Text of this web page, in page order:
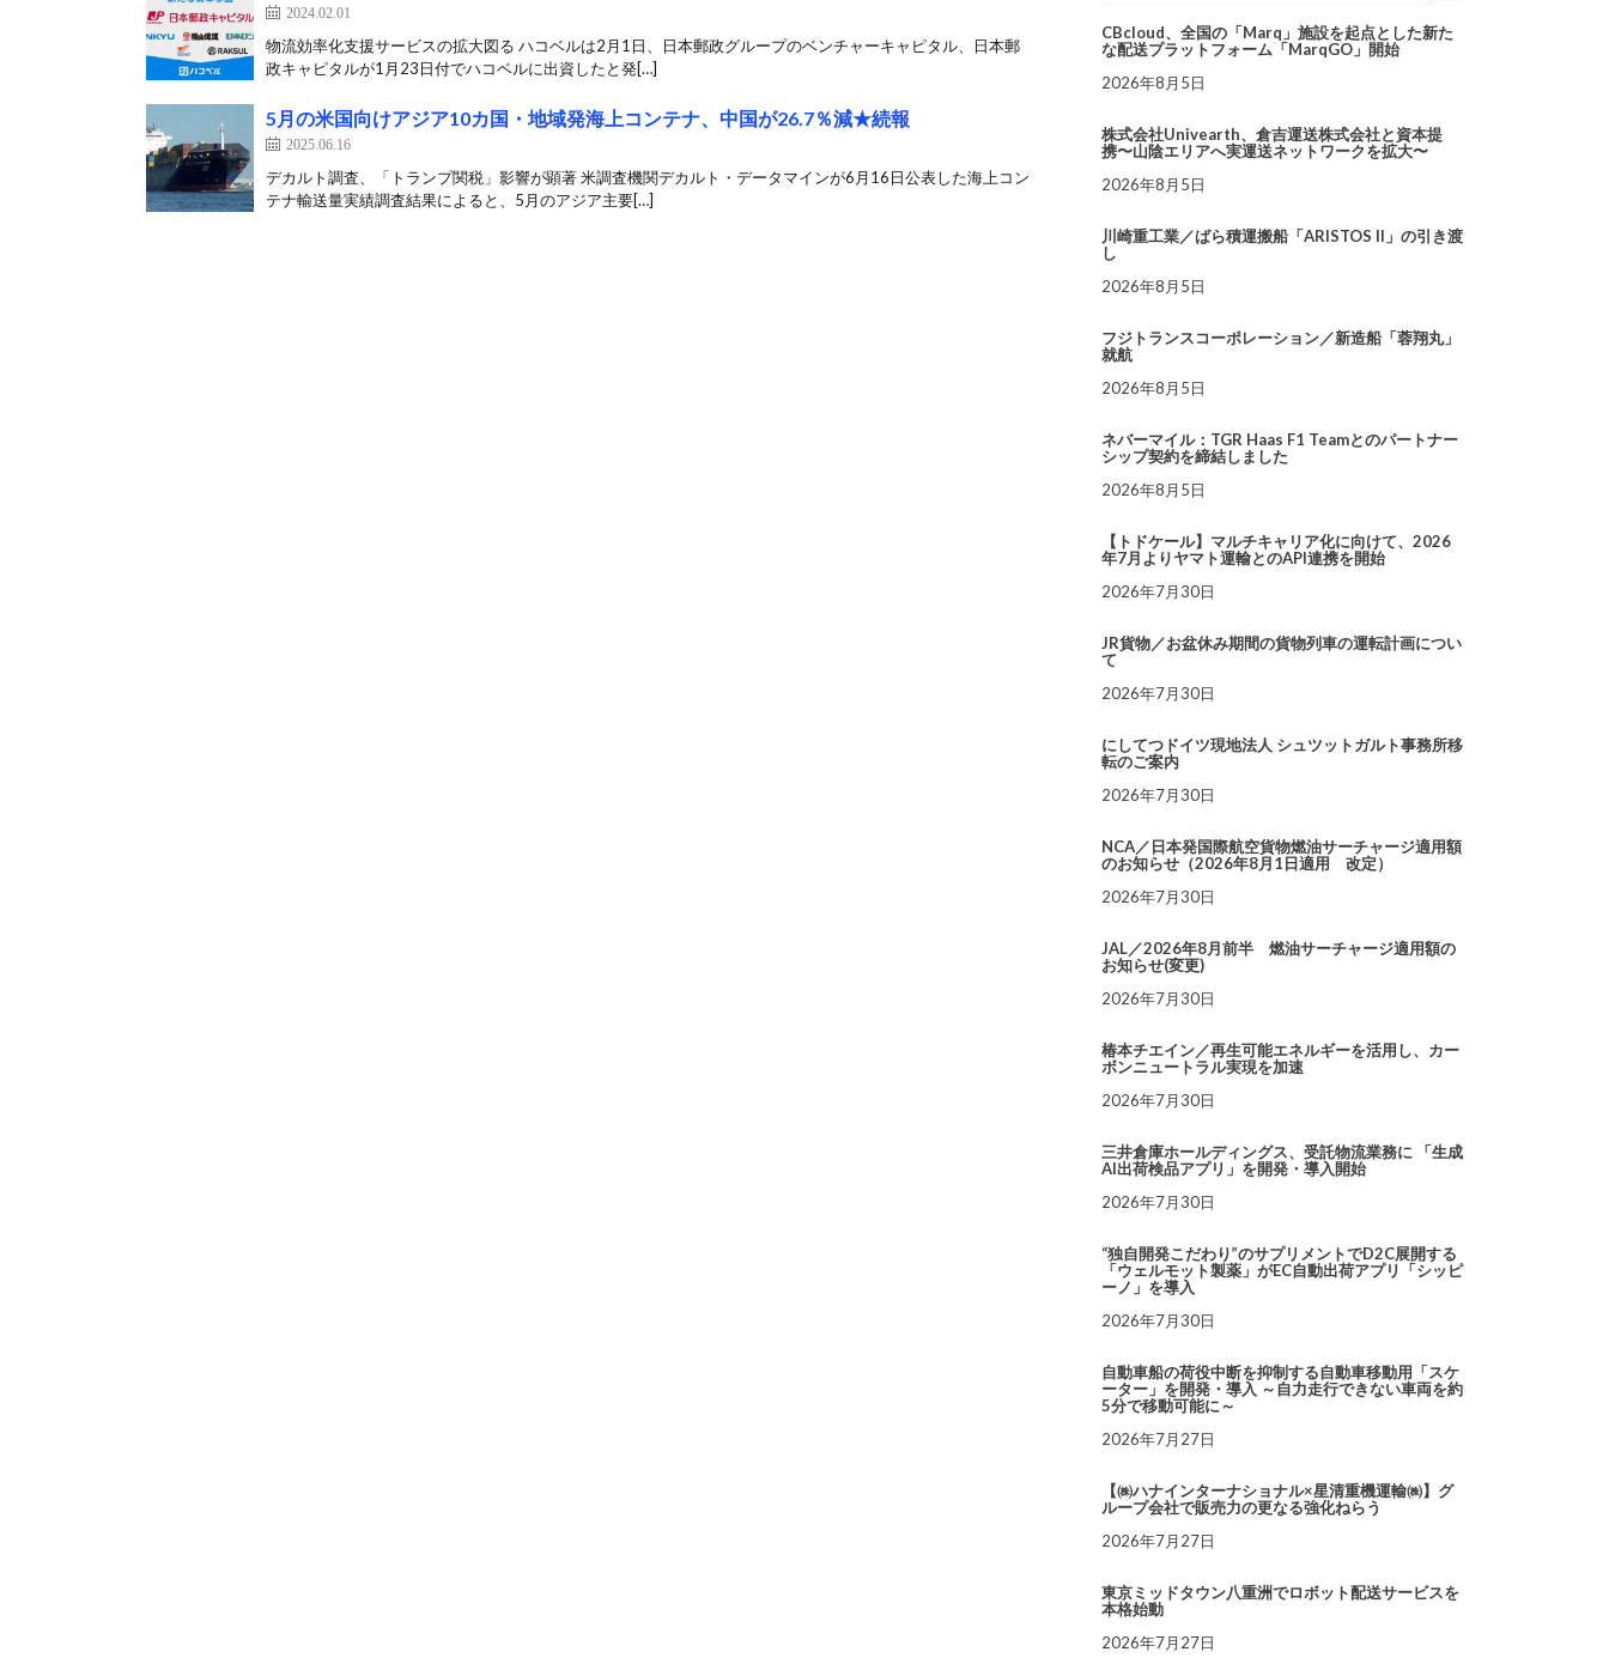
2024.02.01
物流効率化支援サービスの拡大図る ハコベルは2月1日、日本郵政グループのベンチャーキャピタル、日本郵
政キャピタルが1月23日付でハコベルに出資したと発[…]
5月の米国向けアジア10カ国・地域発海上コンテナ、中国が26.7％減★続報
2025.06.16
デカルト調査、「トランプ関税」影響が顕著 米調査機関デカルト・データマインが6月16日公表した海上コン
テナ輸送量実績調査結果によると、5月のアジア主要[…]
CBcloud、全国の「Marq」施設を起点とした新た
な配送プラットフォーム「MarqGO」開始
2026年8月5日
株式会社Univearth、倉吉運送株式会社と資本提
携〜山陰エリアへ実運送ネットワークを拡大〜
2026年8月5日
川崎重工業／ばら積運搬船「ARISTOS II」の引き渡
し
2026年8月5日
フジトランスコーポレーション／新造船「蓉翔丸」
就航
2026年8月5日
ネバーマイル：TGR Haas F1 Teamとのパートナー
シップ契約を締結しました
2026年8月5日
【トドケール】マルチキャリア化に向けて、2026
年7月よりヤマト運輸とのAPI連携を開始
2026年7月30日
JR貨物／お盆休み期間の貨物列車の運転計画につい
て
2026年7月30日
にしてつドイツ現地法人 シュツットガルト事務所移
転のご案内
2026年7月30日
NCA／日本発国際航空貨物燃油サーチャージ適用額
のお知らせ（2026年8月1日適用 改定）
2026年7月30日
JAL／2026年8月前半 燃油サーチャージ適用額の
お知らせ(変更)
2026年7月30日
椿本チエイン／再生可能エネルギーを活用し、カー
ボンニュートラル実現を加速
2026年7月30日
三井倉庫ホールディングス、受託物流業務に 「生成
AI出荷検品アプリ」を開発・導入開始
2026年7月30日
“独自開発こだわり”のサプリメントでD2C展開する
「ウェルモット製薬」がEC自動出荷アプリ「シッピ
ーノ」を導入
2026年7月30日
自動車船の荷役中断を抑制する自動車移動用「スケ
ーター」を開発・導入 ～自力走行できない車両を約
5分で移動可能に～
2026年7月27日
【㈱ハナインターナショナル×星清重機運輸㈱】グ
ループ会社で販売力の更なる強化ねらう
2026年7月27日
東京ミッドタウン八重洲でロボット配送サービスを
本格始動
2026年7月27日